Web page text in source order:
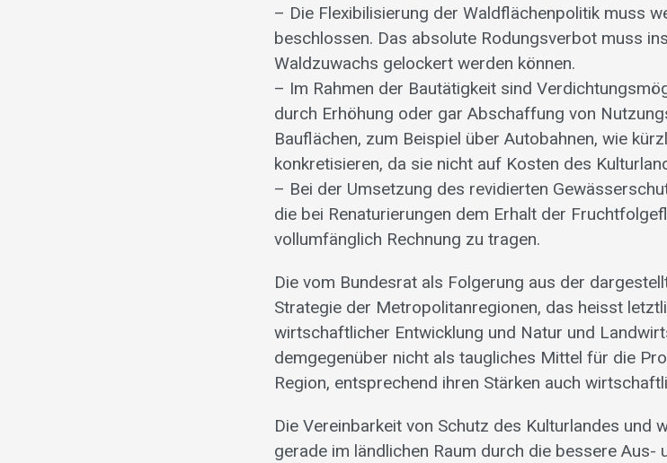
– Die Flexibilisierung der Waldflächenpolitik muss
beschlossen. Das absolute Rodungsverbot muss
Waldzuwachs gelockert werden können.
– Im Rahmen der Bautätigkeit sind
durch Erhöhung oder gar Abschaffung von
Bauflächen, zum Beispiel über Autobahnen, wie
konkretisieren, da sie nicht auf Kosten des
– Bei der Umsetzung des revidierten
die bei Renaturierungen dem Erhalt der
vollumfänglich Rechnung zu tragen.
Die vom Bundesrat als Folgerung aus der
Strategie der Metropolitanregionen, das heisst
wirtschaftlicher Entwicklung und Natur und
demgegenüber nicht als taugliches Mittel für die
Region, entsprechend ihren Stärken auch
Die Vereinbarkeit von Schutz des Kulturlandes und
gerade im ländlichen Raum durch die bessere Aus-